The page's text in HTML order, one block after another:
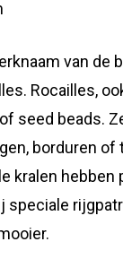
van de
Rocailles,
seed beads.
borduren of
kralen
speciale